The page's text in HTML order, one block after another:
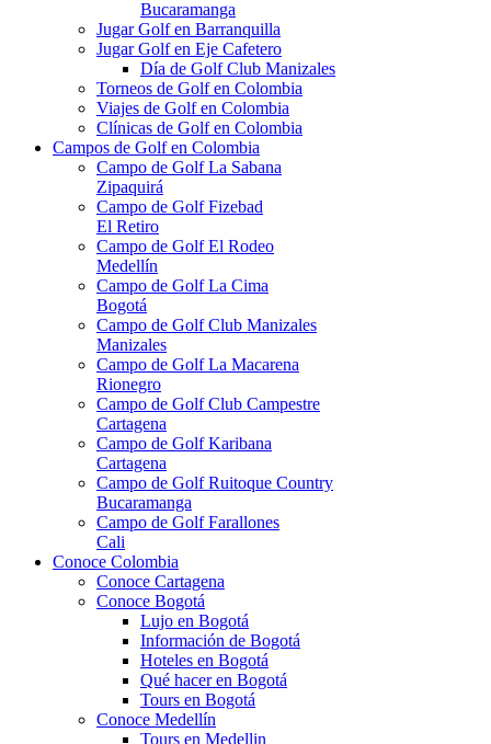
Bucaramanga
Jugar Golf en Barranquilla
Jugar Golf en Eje Cafetero
Día de Golf Club Manizales
Torneos de Golf en Colombia
Viajes de Golf en Colombia
Clínicas de Golf en Colombia
Campos de Golf en Colombia
Campo de Golf La Sabana
Zipaquirá
Campo de Golf Fizebad
El Retiro
Campo de Golf El Rodeo
Medellín
Campo de Golf La Cima
Bogotá
Campo de Golf Club Manizales
Manizales
Campo de Golf La Macarena
Rionegro
Campo de Golf Club Campestre
Cartagena
Campo de Golf Karibana
Cartagena
Campo de Golf Ruitoque Country
Bucaramanga
Campo de Golf Farallones
Cali
Conoce Colombia
Conoce Cartagena
Conoce Bogotá
Lujo en Bogotá
Información de Bogotá
Hoteles en Bogotá
Qué hacer en Bogotá
Tours en Bogotá
Conoce Medellín
Tours en Medellin